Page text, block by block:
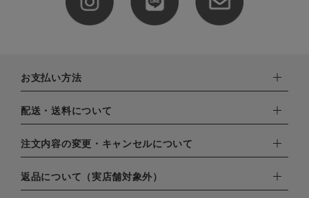
ファッション雑貨
生活雑貨
お支払い方法
下記お支払い方法よりお選びいただけます。
・クレジットカード（VISA,mastercard,JCB,AMERICAN
EXPRESS,Diners Club）
・amazonペイメント
・楽天ペイ
・PayPay
配送・送料について
配達業者：日本郵便
北海道：1,400円
注文内容の変更・キャンセルについて
ご注文日当日から翌日のAM9:00までにご連絡頂いた場合はキャ
ンセルは可能です。
返品について（実店舗対象外）